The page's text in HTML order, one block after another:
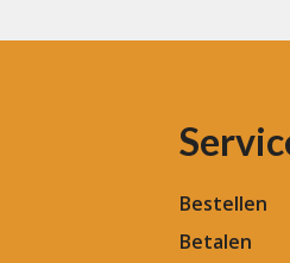
Bestellen
Betalen